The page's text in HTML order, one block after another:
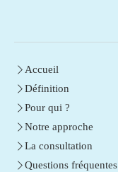
Accueil
Définition
Pour qui ?
Notre approche
La consultation
Questions fréquentes